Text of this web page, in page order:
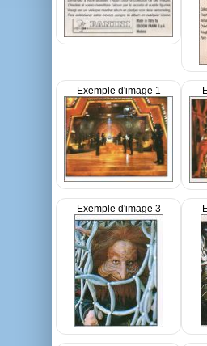
Exemple d'image 1
Exemple d'image 3